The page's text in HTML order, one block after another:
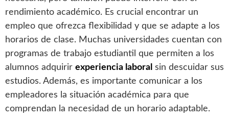
rendimiento académico. Es crucial encontrar un
empleo que ofrezca flexibilidad y que se adapte a los
horarios de clase. Muchas universidades cuentan con
programas de trabajo estudiantil que permiten a los
alumnos adquirir experiencia laboral sin descuidar sus
estudios. Además, es importante comunicar a los
empleadores la situación académica para que
comprendan la necesidad de un horario adaptable.